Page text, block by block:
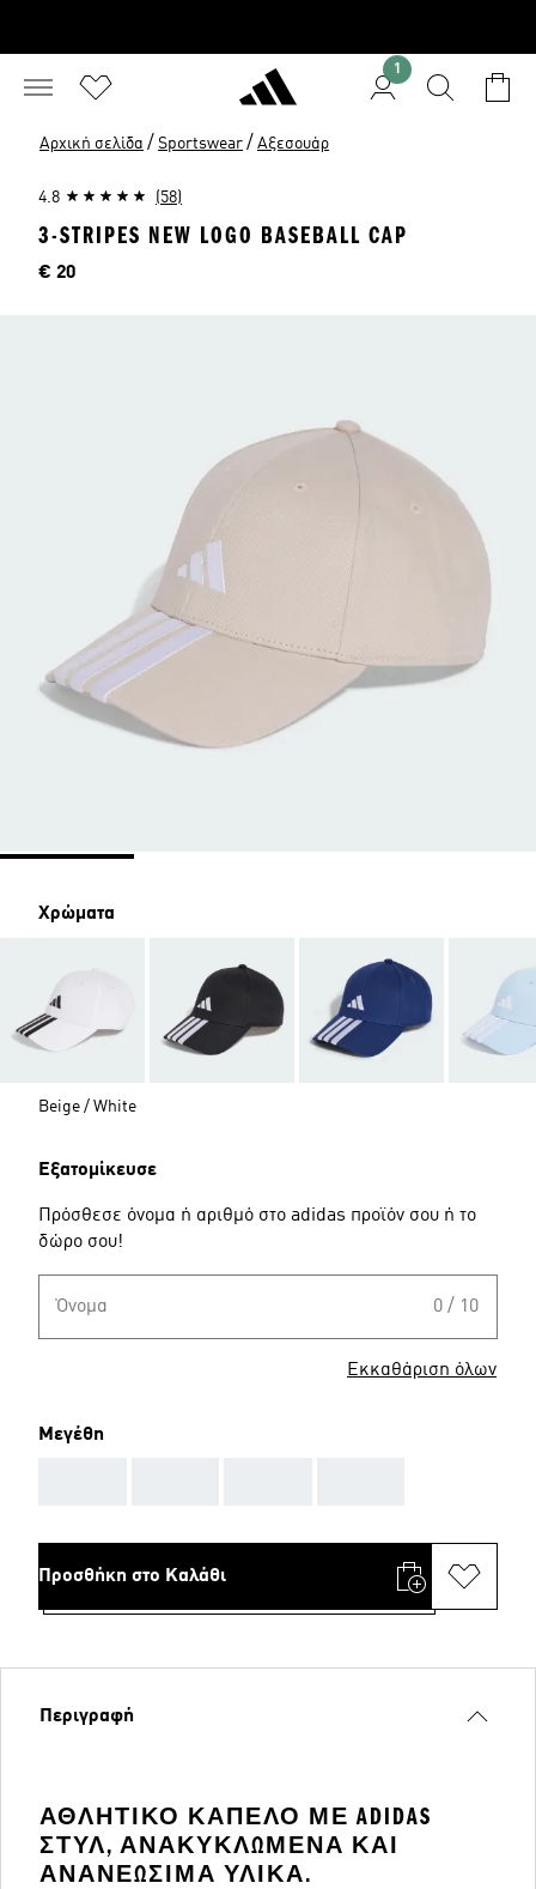
1
Αρχική σελίδα / Sportswear / Αξεσουάρ
4.8 (58)
3-STRIPES NEW LOGO BASEBALL CAP
Τιμή
€ 20
Χρώματα
Beige / White
Εξατομίκευσε
Πρόσθεσε όνομα ή αριθμό στο adidas προϊόν σου ή το
δώρο σου!
Όνομα 0 / 10
Εκκαθάριση όλων
Μεγέθη
Προσθήκη στο Καλάθι
Περιγραφή
ΑΘΛΗΤΙΚΌ ΚΑΠΈΛΟ ΜΕ ADIDAS
ΣΤΥΛ, ΑΝΑΚΥΚΛΩΜΈΝΑ ΚΑΙ
ΑΝΑΝΕΏΣΙΜΑ ΥΛΙΚΆ.